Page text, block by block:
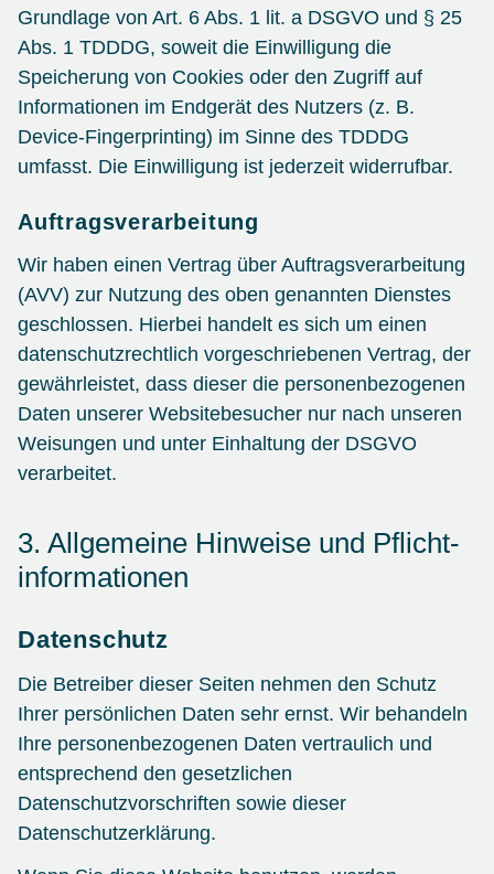
Grundlage von Art. 6 Abs. 1 lit. a DSGVO und § 25
Abs. 1 TDDDG, soweit die Einwilligung die
Speicherung von Cookies oder den Zugriff auf
Informationen im Endgerät des Nutzers (z. B.
Device-Fingerprinting) im Sinne des TDDDG
umfasst. Die Einwilligung ist jederzeit widerrufbar.
Auftragsverarbeitung
Wir haben einen Vertrag über Auftragsverarbeitung
(AVV) zur Nutzung des oben genannten Dienstes
geschlossen. Hierbei handelt es sich um einen
datenschutzrechtlich vorgeschriebenen Vertrag, der
gewährleistet, dass dieser die personenbezogenen
Daten unserer Websitebesucher nur nach unseren
Weisungen und unter Einhaltung der DSGVO
verarbeitet.
3. Allgemeine Hinweise und Pflicht­
informationen
Datenschutz
Die Betreiber dieser Seiten nehmen den Schutz
Ihrer persönlichen Daten sehr ernst. Wir behandeln
Ihre personenbezogenen Daten vertraulich und
entsprechend den gesetzlichen
Datenschutzvorschriften sowie dieser
Datenschutzerklärung.